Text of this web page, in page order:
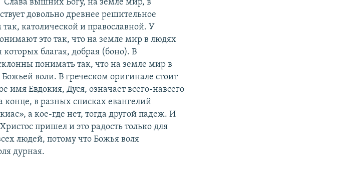
вышних Богу, на земле мир, в
довольно древнее решительное
католической и православной. У
это так, что на земле мир в людях
которых благая, добрая (боно). В
понимать так, что на земле мир в
воли. В греческом оригинале стоит
имя Евдокия, Дуся, означает всего-навсего
конце, в разных списках евангелий
а кое-где нет, тогда другой падеж. И
пришел и это радость только для
людей, потому что Божья воля
дурная.